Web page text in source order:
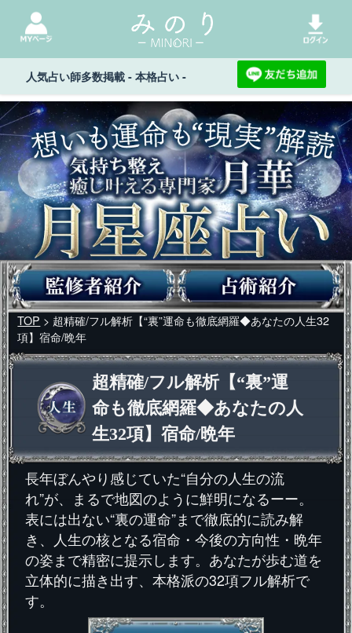
人気占い師多数掲載 - 本格占い -
TOP > 超精確/フル解析【“裏”運命も徹底網羅◆あなたの人生32
項】宿命/晩年
超精確/フル解析【“裏”運
命も徹底網羅◆あなたの人
生32項】宿命/晩年
長年ぼんやり感じていた“自分の人生の流
れ”が、まるで地図のように鮮明になるーー。
表には出ない“裏の運命”まで徹底的に読み解
き、人生の核となる宿命・今後の方向性・晩年
の姿まで精密に提示します。あなたが歩む道を
立体的に描き出す、本格派の32項フル解析で
す。